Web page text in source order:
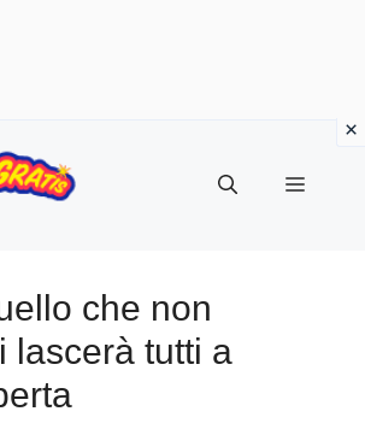
Menu
che non
lascerà tutti a